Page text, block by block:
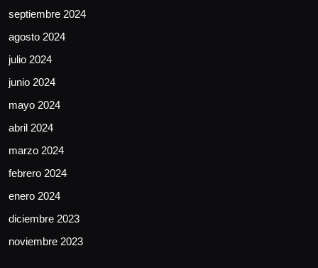
septiembre 2024
agosto 2024
julio 2024
junio 2024
mayo 2024
abril 2024
marzo 2024
febrero 2024
enero 2024
diciembre 2023
noviembre 2023